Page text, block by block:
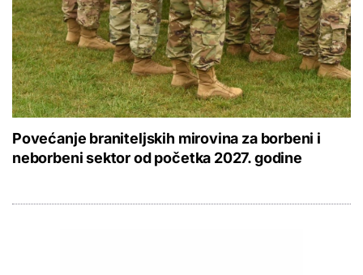
Povećanje braniteljskih mirovina za borbeni i
neborbeni sektor od početka 2027. godine